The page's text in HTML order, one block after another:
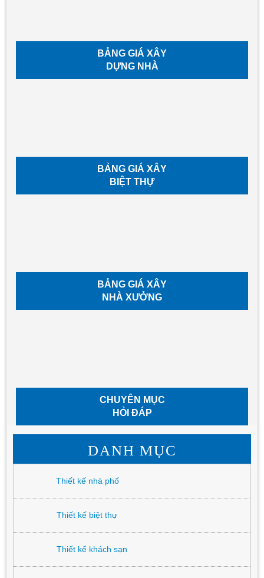
BẢNG GIÁ XÂY
DỰNG NHÀ
BẢNG GIÁ XÂY
BIỆT THỰ
BẢNG GIÁ XÂY
NHÀ XƯỞNG
CHUYÊN MỤC
HỎI ĐÁP
DANH MỤC
Thiết kế nhà phố
Thiết kế biệt thự
Thiết kế khách sạn